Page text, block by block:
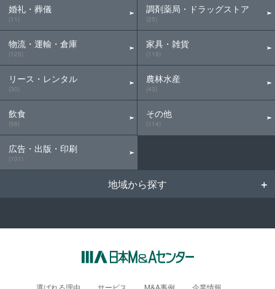
婚礼・葬儀
(11)
物流・運輸・倉庫
(125)
リース・レンタル
(30)
飲食
(56)
広告・出版・印刷
(101)
調剤薬局・ドラッグストア
(25)
家具・雑貨
(119)
農林水産
(43)
その他
(114)
地域から探す
選ばれる理由 サービス M&A事例 企業情報